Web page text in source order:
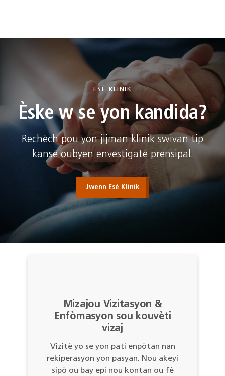
ESÈ KLINIK
Èske w se yon kandida?
Rechèch pou yon jijman klinik swivan tip
kansè oubyen envestigatè prensipal.
Jwenn Esè Klinik
Mizajou Vizitasyon &
Enfòmasyon sou kouvèti
vizaj
Vizitè yo se yon pati enpòtan nan
rekiperasyon yon pasyan. Nou akeyi
sipò ou bay epi nou kontan ou fè